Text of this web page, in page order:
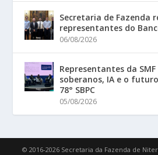
Secretaria de Fazenda
representantes do
06/08/2026
Representantes da
soberanos, IA e o
78° SBPC
05/08/2026
© 2016-2026 Secretaria da Fazenda de